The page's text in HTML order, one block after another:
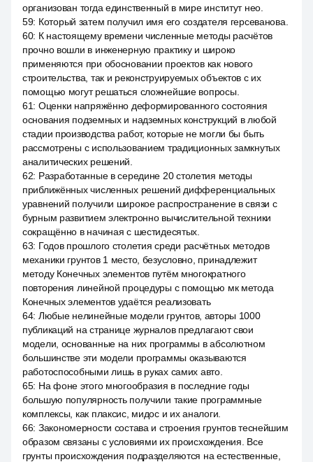
организован тогда единственный в мире институт нео.
59: Который затем получил имя его создателя герсеванова.
60: К настоящему времени численные методы расчётов
прочно вошли в инженерную практику и широко
применяются при обосновании проектов как нового
строительства, так и реконструируемых объектов с их
помощью могут решаться сложнейшие вопросы.
61: Оценки напряжённо деформированного состояния
основания подземных и надземных конструкций в любой
стадии производства работ, которые не могли бы быть
рассмотрены с использованием традиционных замкнутых
аналитических решений.
62: Разработанные в середине 20 столетия методы
приближённых численных решений дифференциальных
уравнений получили широкое распространение в связи с
бурным развитием электронно вычислительной техники
сокращённо в начиная с шестидесятых.
63: Годов прошлого столетия среди расчётных методов
механики грунтов 1 место, безусловно, принадлежит
методу Конечных элементов путём многократного
повторения линейной процедуры с помощью мк метода
Конечных элементов удаётся реализовать
64: Любые нелинейные модели грунтов, авторы 1000
публикаций на странице журналов предлагают свои
модели, основанные на них программы в абсолютном
большинстве эти модели программы оказываются
работоспособными лишь в руках самих авто.
65: На фоне этого многообразия в последние годы
большую популярность получили такие программные
комплексы, как плаксис, мидос и их аналоги.
66: Закономерности состава и строения грунтов теснейшим
образом связаны с условиями их происхождения. Все
грунты происхождения подразделяются на естественные,